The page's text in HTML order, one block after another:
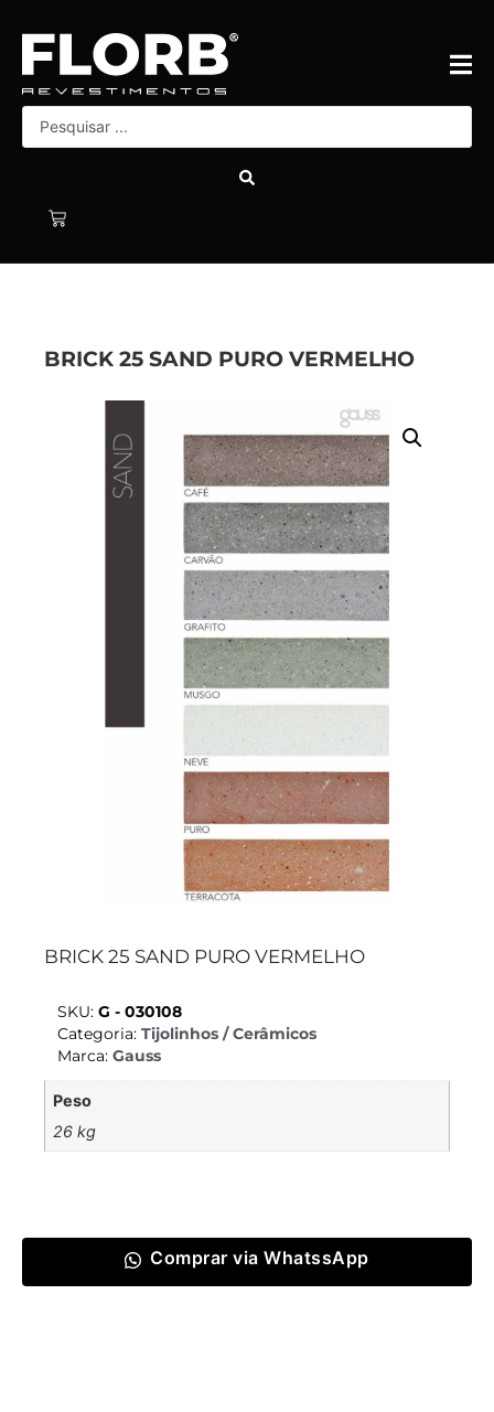
BRICK 25 SAND PURO VERMELHO
BRICK 25 SAND PURO VERMELHO
SKU: G - 030108
Categoria: Tijolinhos / Cerâmicos
Marca: Gauss
Peso
26 kg
Comprar via WhatssApp